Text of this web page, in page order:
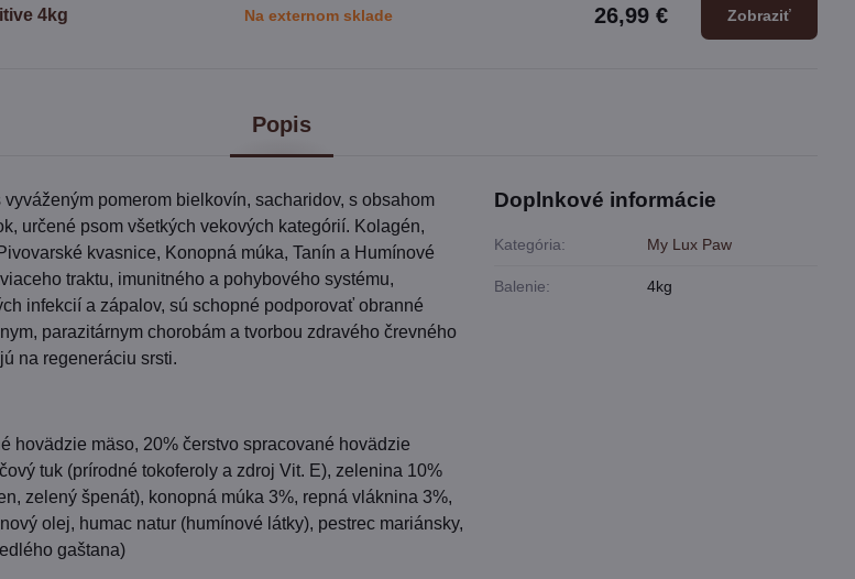
Popis
pomerom bielkovín, sacharidov, s obsahom
určené psom všetkých vekových kategórií. Kolagén,
kvasnice, Konopná múka, Tanín a Humínové
traktu, imunitného a pohybového systému,
infekcií a zápalov, sú schopné podporovať obranné
parazitárnym chorobám a tvorbou zdravého črevného
na regeneráciu srsti.
hovädzie mäso, 20% čerstvo spracované hovädzie
tuk (prírodné tokoferoly a zdroj Vit. E), zelenina 10%
zelený špenát), konopná múka 3%, repná vláknina 3%,
olej, humac natur (humínové látky), pestrec mariánsky,
gaštana)
Doplnkové informácie
Kategória: My Lux Paw
Balenie: 4kg
4kg Na externom sklade 26,99 € Zobraziť